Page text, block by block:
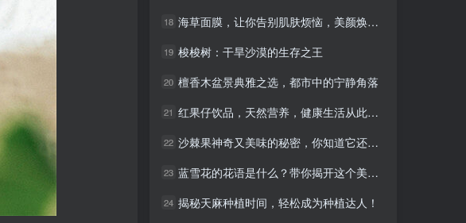
18 海草面膜，让你告别肌肤烦恼，美颜焕肤！
19 梭梭树：干旱沙漠的生存之王
20 檀香木盆景典雅之选，都市中的宁静角落
21 红果仔饮品，天然营养，健康生活从此开始！
22 沙棘果神奇又美味的秘密，你知道它还有什么名字吗？
23 蓝雪花的花语是什么？带你揭开这个美丽的秘密！
24 揭秘天麻种植时间，轻松成为种植达人！
18 海草面膜，让你告别肌肤烦恼，美颜焕肤！
19 梭梭树：干旱沙漠的生存之王
20 檀香木盆景典雅之选，都市中的宁静角落
21 红果仔饮品，天然营养，健康生活从此开始！
22 沙棘果神奇又美味的秘密，你知道它还有什么名字吗？
23 蓝雪花的花语是什么？带你揭开这个美丽的秘密！
24 揭秘天麻种植时间，轻松成为种植达人！